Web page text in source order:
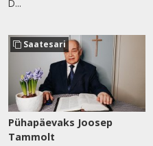
D...
Saatesari
Pühapäevaks Joosep
Tammolt